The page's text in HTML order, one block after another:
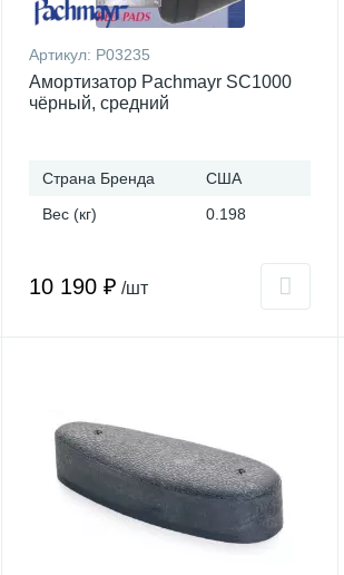
Артикул: P03235
Амортизатор Pachmayr SC1000
чёрный, средний
Страна Бренда
США
Вес (кг)
0.198
10 190 ₽ /шт